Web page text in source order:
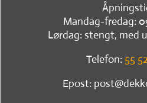
Mandag-fredag:
Lørdag: stengt, med
Telefon: 55
Epost: